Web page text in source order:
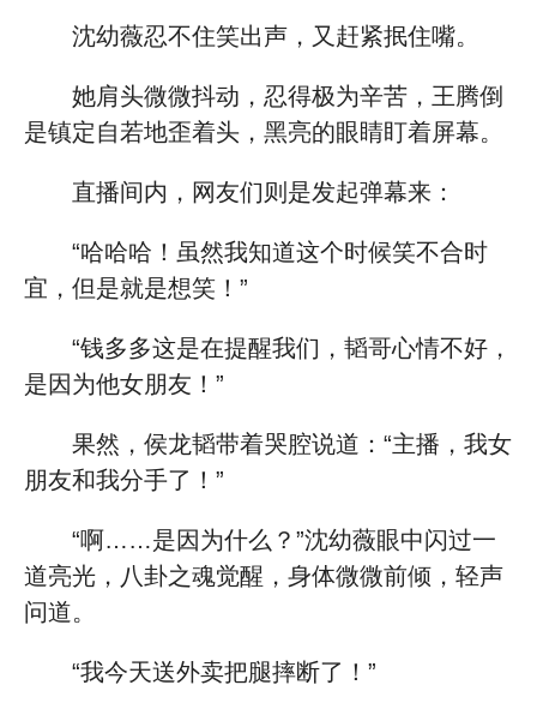
沈幼薇忍不住笑出声，又赶紧抿住嘴。
她肩头微微抖动，忍得极为辛苦，王腾倒
是镇定自若地歪着头，黑亮的眼睛盯着屏幕。
直播间内，网友们则是发起弹幕来：
“哈哈哈！虽然我知道这个时候笑不合时
宜，但是就是想笑！”
“钱多多这是在提醒我们，韬哥心情不好，
是因为他女朋友！”
果然，侯龙韬带着哭腔说道：“主播，我女
朋友和我分手了！”
“啊……是因为什么？”沈幼薇眼中闪过一
道亮光，八卦之魂觉醒，身体微微前倾，轻声
问道。
“我今天送外卖把腿摔断了！”